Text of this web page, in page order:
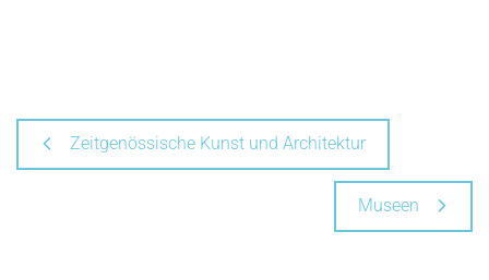
Zeitgenössische Kunst und Architektur
Museen